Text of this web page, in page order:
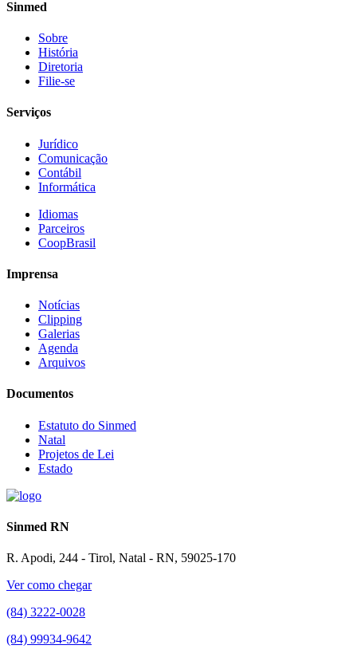
Sinmed
Sobre
História
Diretoria
Filie-se
Serviços
Jurídico
Comunicação
Contábil
Informática
Idiomas
Parceiros
CoopBrasil
Imprensa
Notícias
Clipping
Galerias
Agenda
Arquivos
Documentos
Estatuto do Sinmed
Natal
Projetos de Lei
Estado
Sinmed RN
R. Apodi, 244 - Tirol, Natal - RN, 59025-170
Ver como chegar
(84) 3222-0028
(84) 99934-9642